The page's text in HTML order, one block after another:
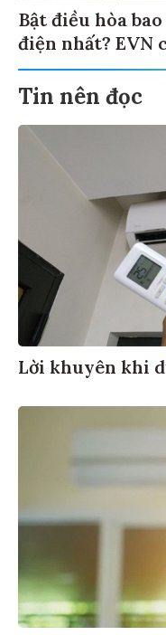
Bật điều hòa
điện nhất? EVN
Tin nên đọc
Lời khuyên khi